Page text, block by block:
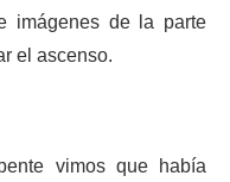
imágenes de la parte
el ascenso.
vimos que había